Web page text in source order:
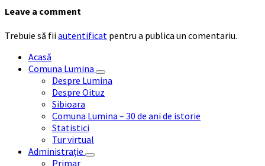
Leave a comment
Trebuie să fiiautentificat pentru a publica un comentariu.
Acasă
Comuna Lumina
Despre Lumina
Despre Oituz
Sibioara
Comuna Lumina – 30 de ani de istorie
Statistici
Tur virtual
Administrație
Primar